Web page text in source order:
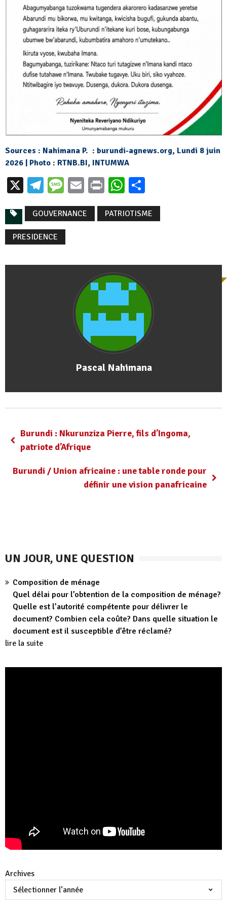
Sources : Nahimana P. : burundi-agnews.org, Lundi 8 juin
2026 | Photo : RTNB.BI, INTUMWA
X Telegram
Message
EmailPrintWhatsApp
GOUVERNANCE PATRIOTISME
PRESIDENCE
Pascal Nahimana
Burundi : Nkurunziza Pierre, fils d’Ingoma,
patriote d’Afrique
Burundi / Union africaine : une table ronde pour
définir une vision panafricaine
UN JOUR, UNE QUESTION
Composition de ménage
Quel délai pour l’obtention de la composition de ménage?
Quelle est l’autorité compétente pour délivrer le
document? Combien cela coûte? Dans quelle situation le
document est il susceptible d’être réclamé?
lire la suite
Archives